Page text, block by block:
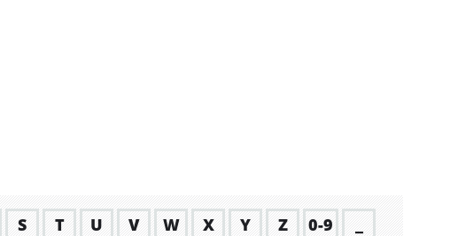
S T U V W X Y Z 0-9